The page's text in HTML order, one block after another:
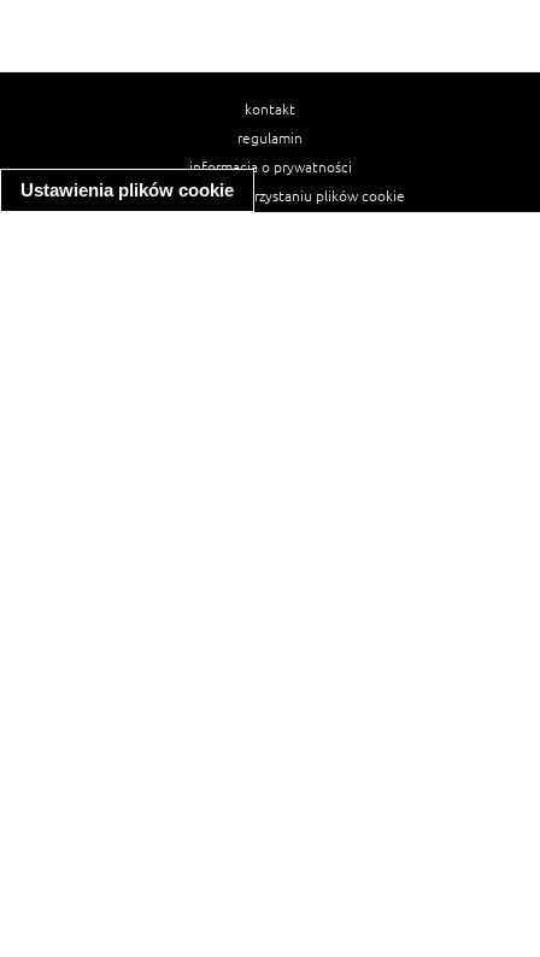
Ustawienia plików cookie
kontakt
regulamin
informacja o prywatności
informacja o wykorzystaniu plików cookie